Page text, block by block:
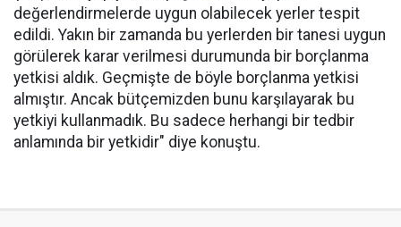
değerlendirmelerde uygun olabilecek yerler tespit
edildi. Yakın bir zamanda bu yerlerden bir tanesi uygun
görülerek karar verilmesi durumunda bir borçlanma
yetkisi aldık. Geçmişte de böyle borçlanma yetkisi
almıştır. Ancak bütçemizden bunu karşılayarak bu
yetkiyi kullanmadık. Bu sadece herhangi bir tedbir
anlamında bir yetkidir" diye konuştu.